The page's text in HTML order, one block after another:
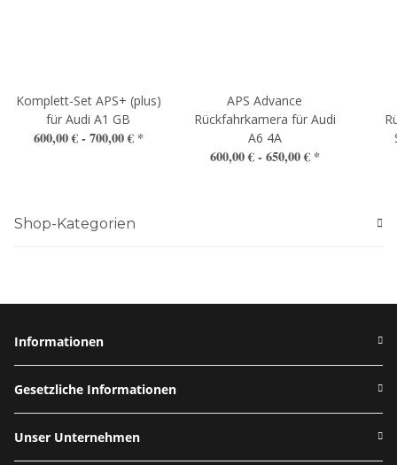
Komplett-Set APS+ (plus)
für Audi A1 GB
600,00 € - 700,00 € *
APS Advance
Rückfahrkamera für Audi
A6 4A
600,00 € - 650,00 € *
Shop-Kategorien
Informationen
Gesetzliche Informationen
Unser Unternehmen